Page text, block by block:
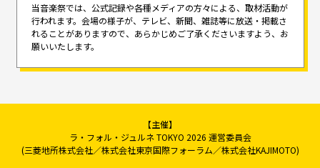
当音楽祭では、公式記録や各種メディアの方々による、取材活動が
行われます。 会場の様子が、テレビ、新聞、雑誌等に放送・掲載さ
れることがありますので、 あらかじめご了承くださいますよう、お
願いいたします。
【主催】
ラ・フォル・ジュルネ TOKYO 2026 運営委員会
(三菱地所株式会社／株式会社東京国際フォーラム／株式会社KAJIMOTO)